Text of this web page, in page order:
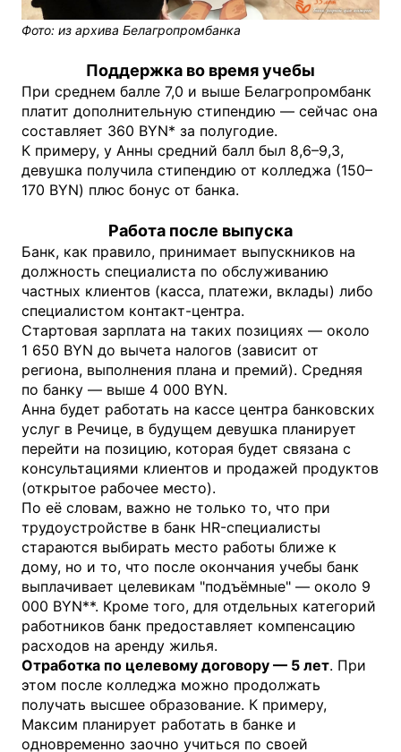
Фото: из архива Белагропромбанка
Поддержка во время учебы
При среднем балле 7,0 и выше Белагропромбанк
платит дополнительную стипендию — сейчас она
составляет 360 BYN* за полугодие.
К примеру, у Анны средний балл был 8,6–9,3,
девушка получила стипендию от колледжа (150–
170 BYN) плюс бонус от банка.
Работа после выпуска
Банк, как правило, принимает выпускников на
должность специалиста по обслуживанию
частных клиентов (касса, платежи, вклады) либо
специалистом контакт-центра.
Стартовая зарплата на таких позициях — около
1 650 BYN до вычета налогов (зависит от
региона, выполнения плана и премий). Средняя
по банку — выше 4 000 BYN.
Анна будет работать на кассе центра банковских
услуг в Речице, в будущем девушка планирует
перейти на позицию, которая будет связана с
консультациями клиентов и продажей продуктов
(открытое рабочее место).
По её словам, важно не только то, что при
трудоустройстве в банк HR-специалисты
стараются выбирать место работы ближе к
дому, но и то, что после окончания учебы банк
выплачивает целевикам "подъёмные" — около 9
000 BYN**. Кроме того, для отдельных категорий
работников банк предоставляет компенсацию
расходов на аренду жилья.
Отработка по целевому договору — 5 лет. При
этом после колледжа можно продолжать
получать высшее образование. К примеру,
Максим планирует работать в банке и
одновременно заочно учиться по своей